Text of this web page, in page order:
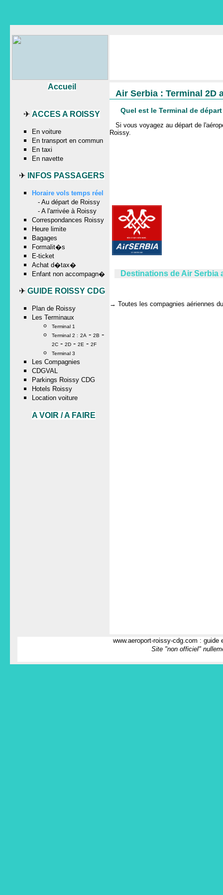
Air Serbia : Terminal 2D
Quel est le Terminal de
Si vous voyagez au départ de
Roissy.
Destinations de Air Serbia
→ Toutes les compagnies aériennes
www.aeroport-roissy-cdg.com :
Site "non officiel"
Accueil
✈ ACCES A ROISSY
En voiture
En transport en commun
En taxi
En navette
✈ INFOS PASSAGERS
Horaire vols temps réel
- Au départ de Roissy
- A l'arrivée à Roissy
Correspondances Roissy
Heure limite
Bagages
Formalit�s
E-ticket
Achat d�tax�
Enfant non accompagn�
✈ GUIDE ROISSY CDG
Plan de Roissy
Les Terminaux
Terminal 1
Terminal 2 : 2A - 2B -
2C - 2D - 2E - 2F
Terminal 3
Les Compagnies
CDGVAL
Parkings Roissy CDG
Hotels Roissy
Location voiture
A VOIR / A FAIRE